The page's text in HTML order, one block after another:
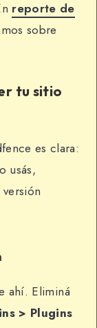
reporte de
sobre
tu sitio
es clara:
usás,
ahí. Eliminá
> Plugins